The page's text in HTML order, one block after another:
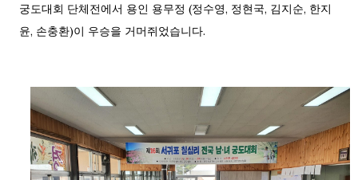
궁도대회 단체전에서 용인 용무정 (정수영, 정현국, 김지순, 한지
윤, 손충환)이 우승을 거머쥐었습니다.